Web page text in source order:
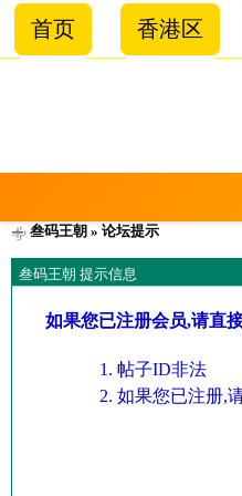
首页 香港区
叁码王朝 » 论坛提示
叁码王朝 提示信息
如果您已注册会员,请直
帖子ID非法
如果您已注册,